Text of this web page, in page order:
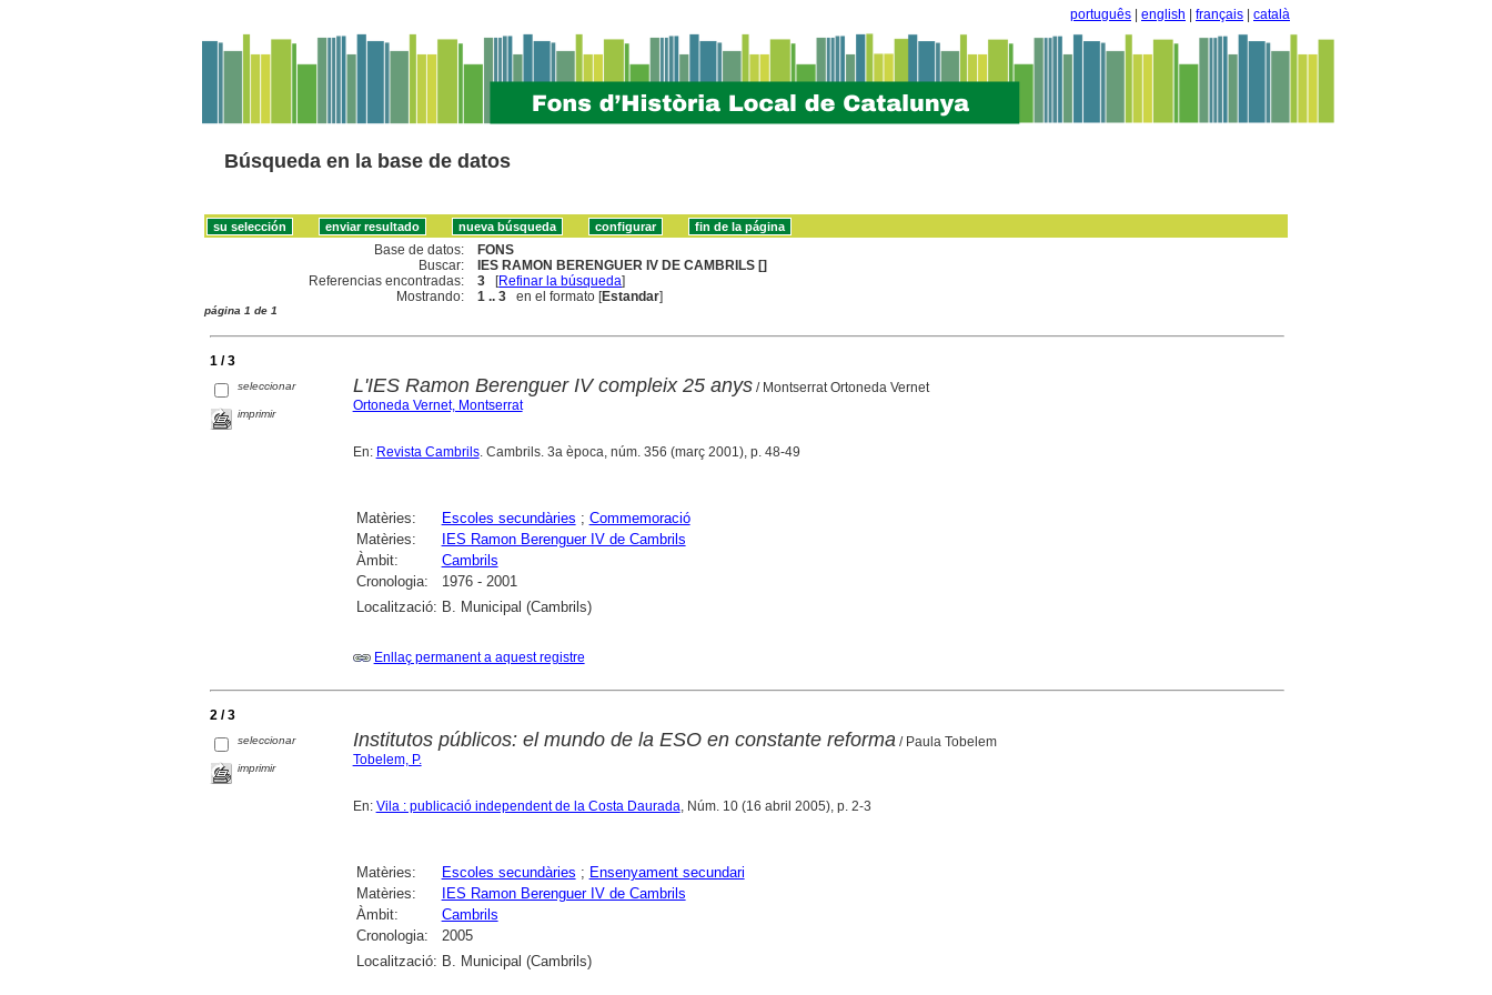
português english français català
Búsqueda en la base de datos
Base de datos:
FONS
Buscar:
IES RAMON BERENGUER IV DE CAMBRILS []
Referencias encontradas:
3 [Refinar la búsqueda]
Mostrando:
1 .. 3 en el formato [Estandar]
página 1 de 1
1 / 3
seleccionar
imprimir
L'IES Ramon Berenguer IV compleix 25 anys/ Montserrat Ortoneda Vernet
Ortoneda Vernet, Montserrat
En: Revista Cambrils. Cambrils. 3a època, núm. 356 (març 2001), p. 48-49
Matèries: Escoles secundàries ; Commemoració
Matèries:
IES Ramon Berenguer IV de Cambrils
Àmbit:
Cambrils
Cronologia:
1976 - 2001
Localització: B. Municipal (Cambrils)
Enllaç permanent a aquest registre
2 / 3
seleccionar
imprimir
Institutos públicos: el mundo de la ESO en constante reforma/ Paula Tobelem
Tobelem, P.
En: Vila : publicació independent de la Costa Daurada, Núm. 10 (16 abril 2005), p. 2-3
Matèries: Escoles secundàries ; Ensenyament secundari
Matèries:
IES Ramon Berenguer IV de Cambrils
Àmbit:
Cambrils
Cronologia:
2005
Localització: B. Municipal (Cambrils)